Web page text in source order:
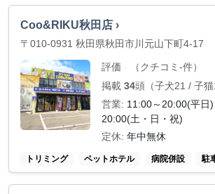
Coo&RIKU秋田店 ›
〒010-0931 秋田県秋田市川元山下町4-17
評価 -
（クチコミ-件）
掲載 34頭（子犬21 / 子猫
営業: 11:00～20:00(平日)
20:00(土・日・祝)
定休: 年中無休
トリミング ペットホテル 病院併設 駐